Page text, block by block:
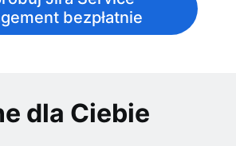
bezpłatnie
dla Ciebie